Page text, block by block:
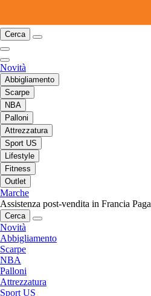
Cerca
Novità
Abbigliamento
Scarpe
NBA
Palloni
Attrezzatura
Sport US
Lifestyle
Fitness
Outlet
Marche
Assistenza post-vendita in Francia
Cerca
Novità
Abbigliamento
Scarpe
NBA
Palloni
Attrezzatura
Sport US